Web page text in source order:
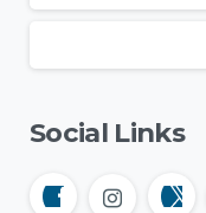
Social Links